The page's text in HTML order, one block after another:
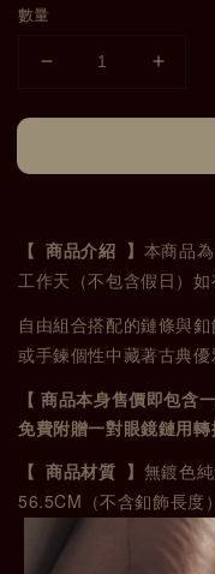
數量
【 商品介紹 】 本商品
工作天（不包含假日）
自由組合搭配的鏈條與釦
或手鍊個性中藏著古典優
【 商品本身售價即包含
免費附贈一對眼鏡鏈用轉
【 商品材質 】 無鍍色
56.5CM （不含釦飾長度）